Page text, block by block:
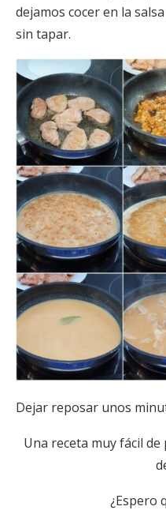
dejamos cocer en la
sin tapar.
Dejar reposar unos
Una receta muy fácil
¿Espero